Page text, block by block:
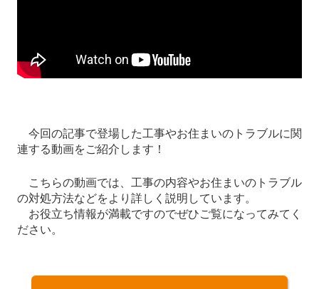
今回の記事で登場した工事やお住まいのトラブルに関
連する動画をご紹介します！
こちらの動画では、工事の内容やお住まいのトラブル
の対処方法などをより詳しく説明しています。
お役立ち情報が満載ですのでぜひご覧になってみてく
ださい。